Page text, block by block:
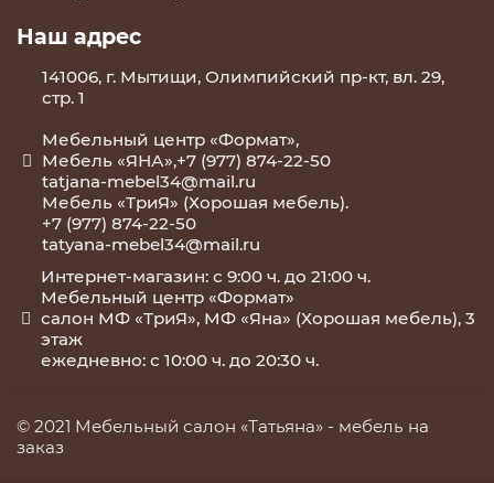
Наш адрес
141006, г. Мытищи, Олимпийский пр-кт, вл. 29,
стр. 1
Мебельный центр «Формат»,
Мебель «ЯНА»,+7 (977) 874-22-50
tatjana-mebel34@mail.ru
Мебель «ТриЯ» (Хорошая мебель).
+7 (977) 874-22-50
tatyana-mebel34@mail.ru
Интернет-магазин: с 9:00 ч. до 21:00 ч.
Мебельный центр «Формат»
салон МФ «ТриЯ», МФ «Яна» (Хорошая мебель), 3
этаж
ежедневно: с 10:00 ч. до 20:30 ч.
© 2021 Мебельный салон «Татьяна» - мебель на
заказ